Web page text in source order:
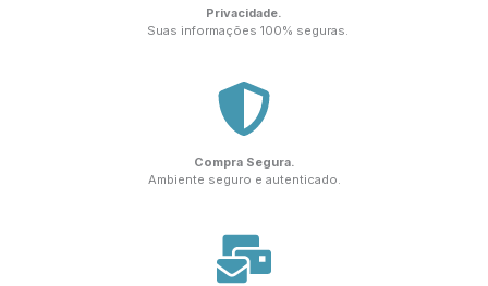
Privacidade.
Suas informações 100% seguras.
Compra Segura.
Ambiente seguro e autenticado.